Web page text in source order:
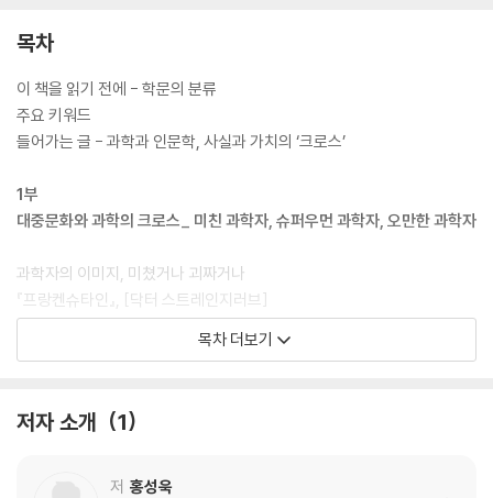
목차
이 책을 읽기 전에 - 학문의 분류
주요 키워드
들어가는 글 - 과학과 인문학, 사실과 가치의 ‘크로스’
1부
대중문화와 과학의 크로스_ 미친 과학자, 슈퍼우먼 과학자, 오만한 과학자
과학자의 이미지, 미쳤거나 괴짜거나
『프랑켄슈타인』, [닥터 스트레인지러브]
슈퍼우먼 과학자는 없다
Q/A 묻고 답하기
목차 더보기
저자 소개 1
저 홍성욱